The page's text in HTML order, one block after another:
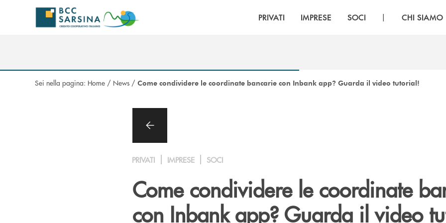
Salta al contenuto principale
PRIVATI IMPRESE SOCI | CHI SIAMO
Sei nella pagina: Home / News / Come condividere le coordinate bancarie con Inbank app? Guarda il video tutorial!
PRIVATI IMPRESE SOCI
Come condividere le coordinate
con Inbank app? Guarda il video